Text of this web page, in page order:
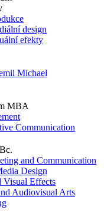
design
efekty
Michael
MBA
Communication
and Communication
Design
Visual Effects
Audiovisual Arts